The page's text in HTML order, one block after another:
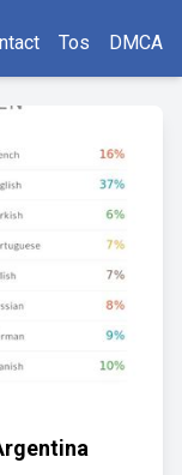
Tos DMCA